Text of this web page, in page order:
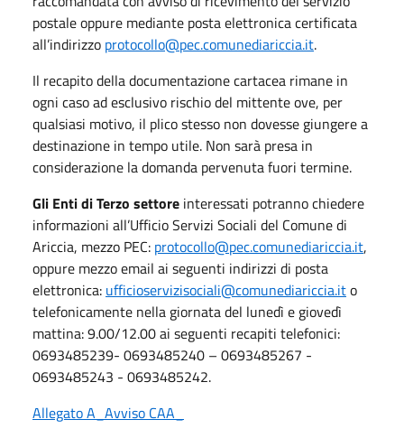
postale oppure mediante posta elettronica certificata
all’indirizzo protocollo@pec.comunediariccia.it.
Il recapito della documentazione cartacea rimane in
ogni caso ad esclusivo rischio del mittente ove, per
qualsiasi motivo, il plico stesso non dovesse giungere a
destinazione in tempo utile. Non sarà presa in
considerazione la domanda pervenuta fuori termine.
Gli Enti di Terzo settore interessati potranno chiedere
informazioni all’Ufficio Servizi Sociali del Comune di
Ariccia, mezzo PEC: protocollo@pec.comunediariccia.it,
oppure mezzo email ai seguenti indirizzi di posta
elettronica: ufficioservizisociali@comunediariccia.ito
telefonicamente nella giornata del lunedì e giovedì
mattina: 9.00/12.00 ai seguenti recapiti telefonici:
0693485239- 0693485240 – 0693485267 -
0693485243 - 0693485242.
Allegato A_Avviso CAA_